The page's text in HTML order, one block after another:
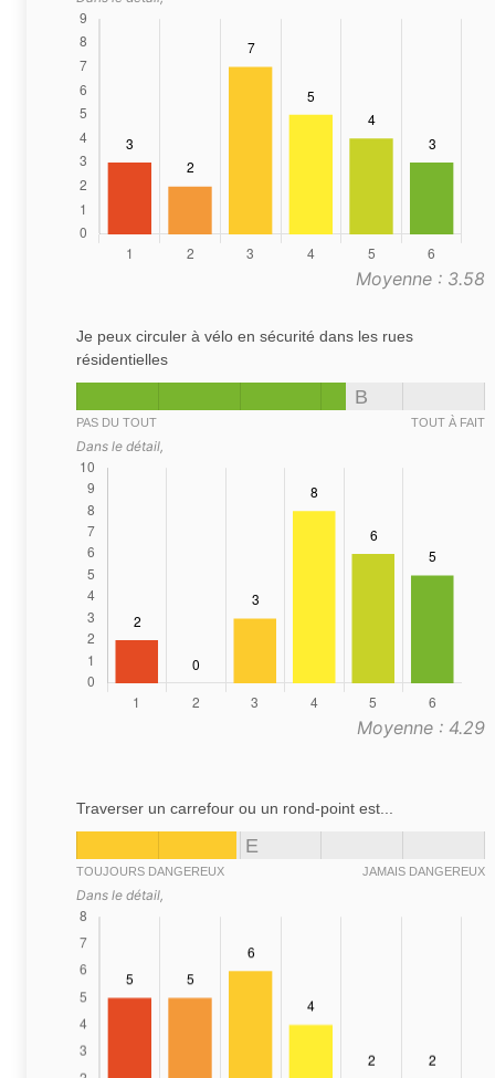
Moyenne : 3.58
Je peux circuler à vélo en sécurité dans les rues
résidentielles
B
PAS DU TOUT TOUT À FAIT
Dans le détail,
Moyenne : 4.29
Traverser un carrefour ou un rond-point est...
E
TOUJOURS DANGEREUX JAMAIS DANGEREUX
Dans le détail,